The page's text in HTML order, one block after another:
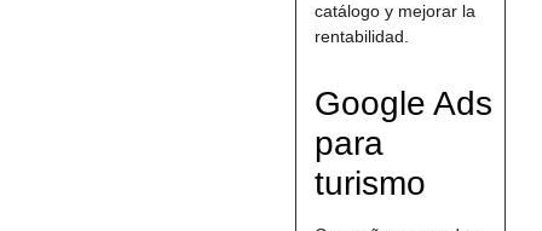
catálogo y mejorar la
rentabilidad.
Google Ads
para
turismo